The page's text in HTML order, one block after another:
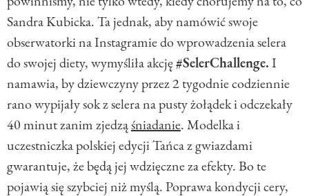
Sandra Kubicka. Ta jednak, aby namówić swoje
obserwatorki na Instagramie do wprowadzenia selera
do swojej diety, wymyśliła akcję#SelerChallenge.I
namawia, by dziewczyny przez 2 tygodnie codziennie
rano wypijały sok z selera na pusty żołądek i odczekały
40 minut zanim zjedząśniadanie. Modelka i
uczestniczka polskiej edycji Tańca z gwiazdami
gwarantuje, że będą jej wdzięczne za efekty. Bo te
pojawią się szybciej niż myślą. Poprawa kondycji cery,